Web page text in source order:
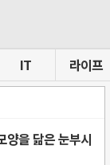
IT
라이프
양을 닮은 눈부시